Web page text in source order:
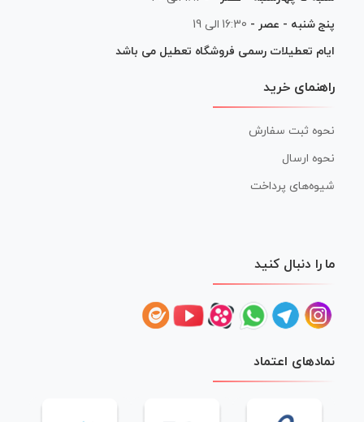
پنج شنبه - عصر - 16:30 الی 19
ایام تعطیلات رسمی فروشگاه تعطیل می باشد
راهنمای خرید
نحوه ثبت سفارش
نحوه ارسال
شیوه‌های پرداخت
ما را دنبال کنید
نمادهای اعتماد